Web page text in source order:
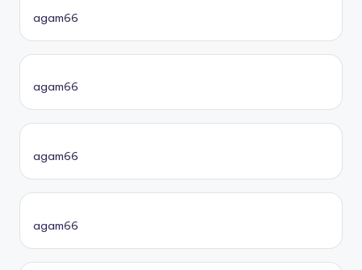
agam66
agam66
agam66
agam66